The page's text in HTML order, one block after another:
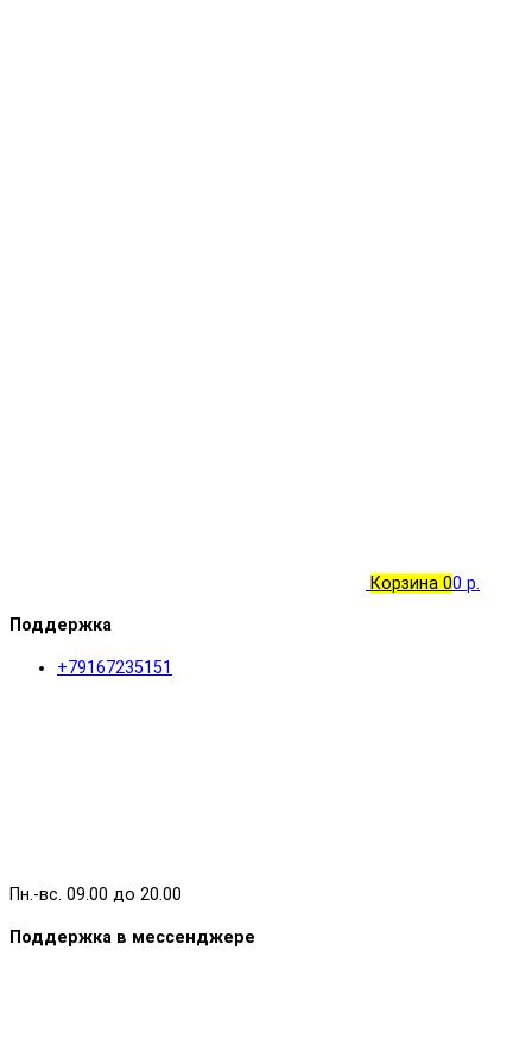
Корзина 00 р.
Поддержка
+79167235151
Пн.-вс. 09.00 до 20.00
Поддержка в мессенджере